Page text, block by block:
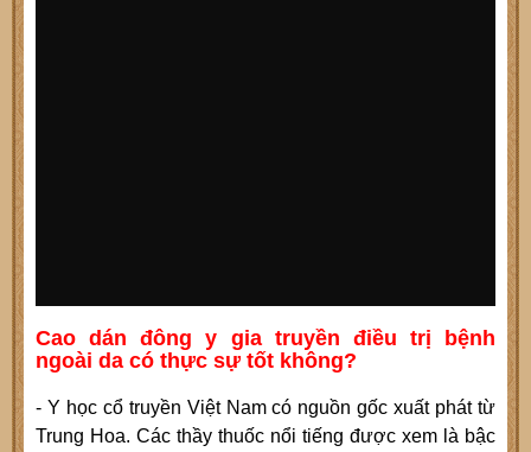
Cao dán đông y gia truyền điều trị bệnh
ngoài da có thực sự tốt không?
- Y học cổ truyền Việt Nam có nguồn gốc xuất phát từ
Trung Hoa. Các thầy thuốc nổi tiếng được xem là bậc